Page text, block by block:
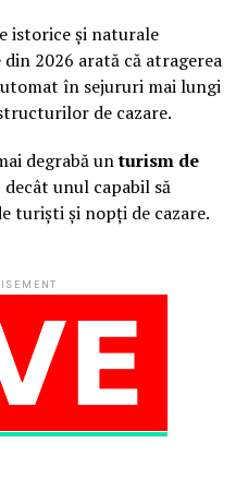
istorice și naturale
2026 arată că atragerea
în sejururi mai lungi
de cazare.
degrabă unturism de
decât unul capabil să
turiști și nopți de cazare.